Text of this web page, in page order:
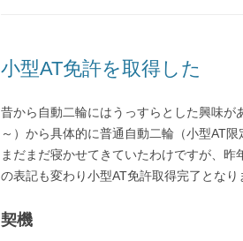
小型AT免許を取得した
昔から自動二輪にはうっすらとした興味
～）から具体的に普通自動二輪（小型AT
まだまだ寝かせてきていたわけですが、
の表記も変わり小型AT免許取得完了となり
契機